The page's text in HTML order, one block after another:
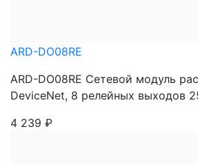
ARD-DO08RE
ARD-DO08RE Сетевой модуль
DeviceNet, 8 релейных выходов
4 239 ₽